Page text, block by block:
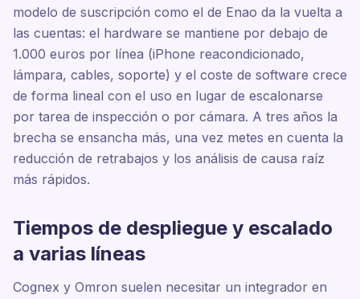
modelo de suscripción como el de Enao da la vuelta a
las cuentas: el hardware se mantiene por debajo de
1.000 euros por línea (iPhone reacondicionado,
lámpara, cables, soporte) y el coste de software crece
de forma lineal con el uso en lugar de escalonarse
por tarea de inspección o por cámara. A tres años la
brecha se ensancha más, una vez metes en cuenta la
reducción de retrabajos y los análisis de causa raíz
más rápidos.
Tiempos de despliegue y escalado
a varias líneas
Cognex y Omron suelen necesitar un integrador en